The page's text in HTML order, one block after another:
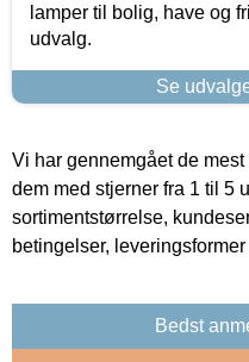
lamper til bolig, have og
udvalg.
Se
Vi har gennemgået de
dem med stjerner fra 1 til 5
sortimentstørrelse,
betingelser,
Bedst